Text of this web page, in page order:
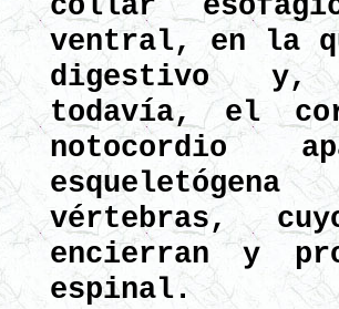
ventral, en la
digestivo y,
todavía, el
notocordio
vértebras,
encierran y
espinal.